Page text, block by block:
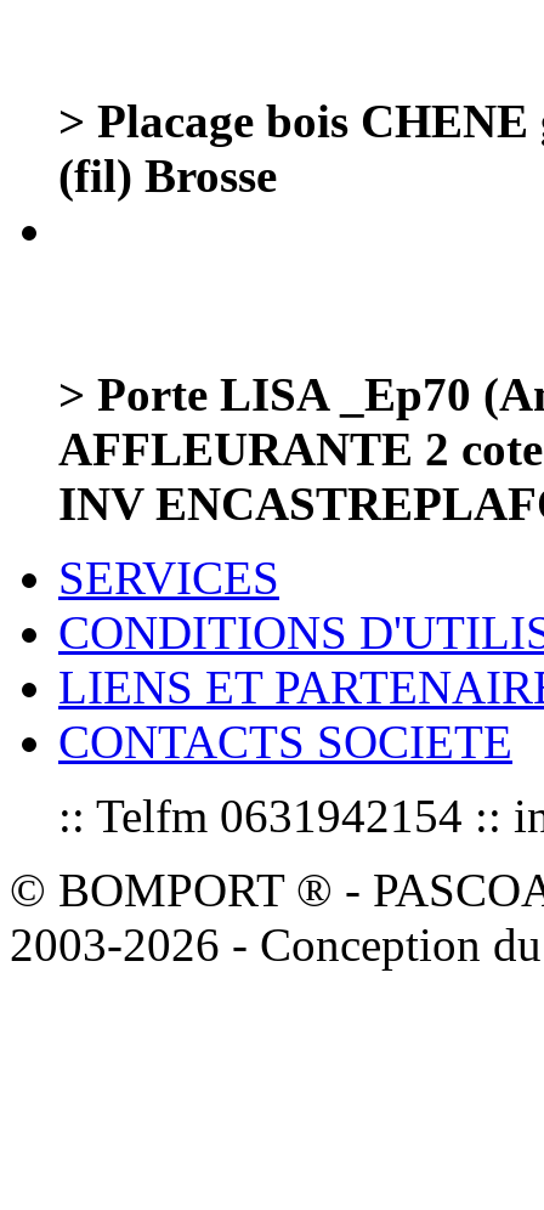
> Placage bois
(fil) Brosse
> Porte LISA _Ep70
AFFLEURANTE 2
INV
SERVICES
CONDITIONS
LIENS ET
CONTACTS SOCIETE
:: Telfm 0631942154 ::
© BOMPORT ® -
2003-2026 - Conception